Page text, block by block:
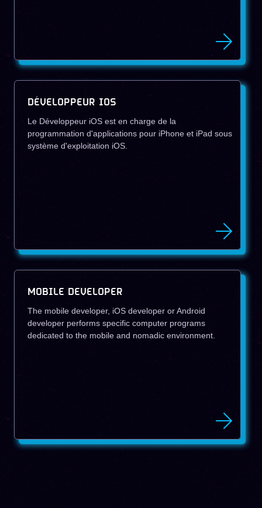
DÉVELOPPEUR IOS
Le Développeur iOS est en charge de la
programmation d'applications pour iPhone et iPad sous
système d'exploitation iOS.
MOBILE DEVELOPER
The mobile developer, iOS developer or Android
developer performs specific computer programs
dedicated to the mobile and nomadic environment.